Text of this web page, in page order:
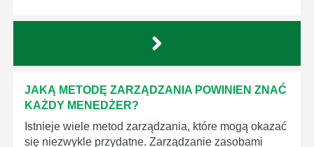
JAKĄ METODĘ ZARZĄDZANIA POWINIEN ZNAĆ
KAŻDY MENEDŻER?
Istnieje wiele metod zarządzania, które mogą okazać
się niezwykle przydatne. Zarządzanie zasobami